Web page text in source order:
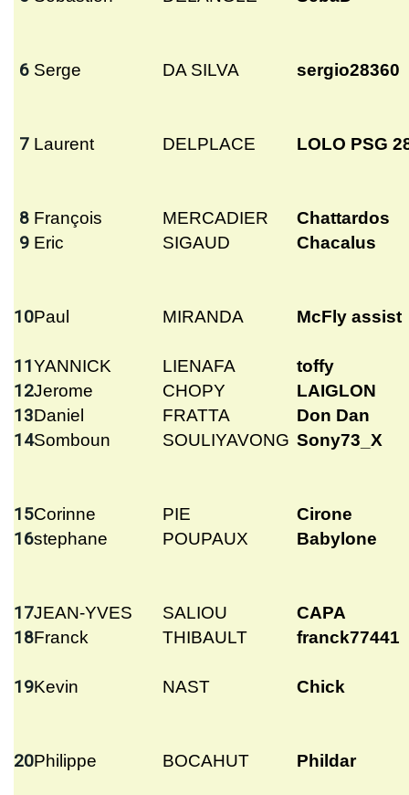
6 Serge DA SILVA sergio28360
7 Laurent DELPLACE LOLO PSG
8 François MERCADIER Chattardos
9 Eric SIGAUD Chacalus
10Paul MIRANDA McFly assist
11YANNICK LIENAFA toffy
12Jerome CHOPY LAIGLON
13Daniel FRATTA Don Dan
14Somboun SOULIYAVONG Sony73_X
15Corinne PIE Cirone
16stephane POUPAUX Babylone
17JEAN-YVES SALIOU CAPA
18Franck THIBAULT franck77441
19Kevin NAST Chick
20Philippe BOCAHUT Phildar